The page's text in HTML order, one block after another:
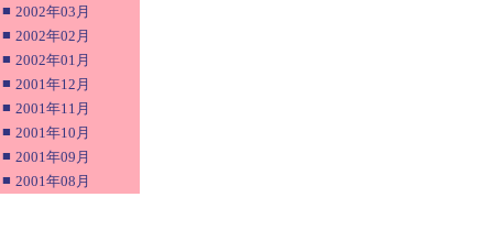
■ 2002年03月
■ 2002年02月
■ 2002年01月
■ 2001年12月
■ 2001年11月
■ 2001年10月
■ 2001年09月
■ 2001年08月